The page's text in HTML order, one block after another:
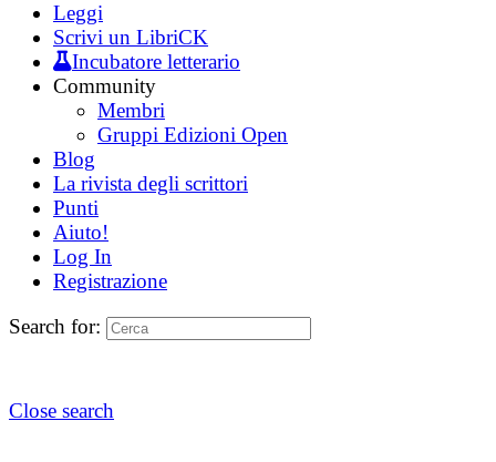
Leggi
Scrivi un LibriCK
Incubatore letterario
Community
Membri
Gruppi Edizioni Open
Blog
La rivista degli scrittori
Punti
Aiuto!
Log In
Registrazione
Search for:
Close search